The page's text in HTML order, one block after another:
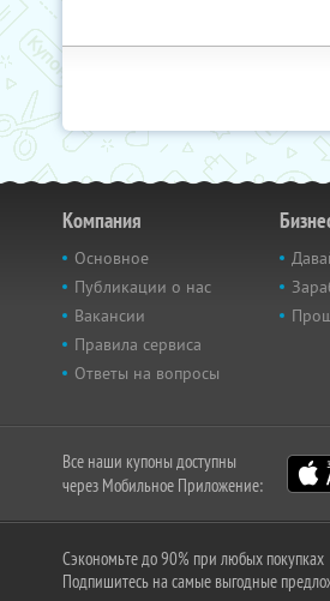
Компания
Основное
Публикации о нас
Вакансии
Правила сервиса
Ответы на вопросы
Все наши купоны доступны
через Мобильное Приложение:
Сэкономьте до 90% при любых покупках
Подпишитесь на самые выгодные